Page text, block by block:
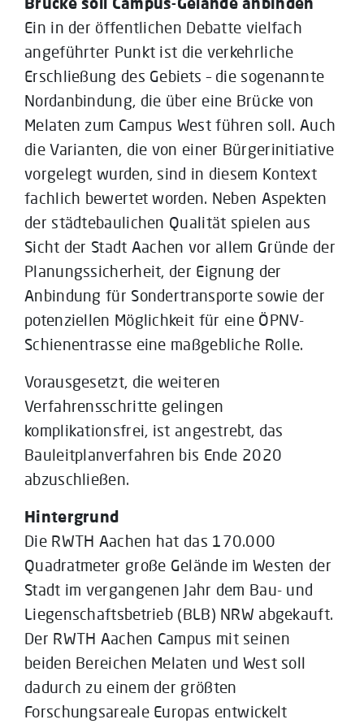
Ein in der öffentlichen Debatte vielfach
angeführter Punkt ist die verkehrliche
Erschließung des Gebiets – die sogenannte
Nordanbindung, die über eine Brücke von
Melaten zum Campus West führen soll. Auch
die Varianten, die von einer Bürgerinitiative
vorgelegt wurden, sind in diesem Kontext
fachlich bewertet worden. Neben Aspekten
der städtebaulichen Qualität spielen aus
Sicht der Stadt Aachen vor allem Gründe der
Planungssicherheit, der Eignung der
Anbindung für Sondertransporte sowie der
potenziellen Möglichkeit für eine ÖPNV-
Schienentrasse eine maßgebliche Rolle.
Vorausgesetzt, die weiteren
Verfahrensschritte gelingen
komplikationsfrei, ist angestrebt, das
Bauleitplanverfahren bis Ende 2020
abzuschließen.
Hintergrund
Die RWTH Aachen hat das 170.000
Quadratmeter große Gelände im Westen der
Stadt im vergangenen Jahr dem Bau- und
Liegenschaftsbetrieb (BLB) NRW abgekauft.
Der RWTH Aachen Campus mit seinen
beiden Bereichen Melaten und West soll
dadurch zu einem der größten
Forschungsareale Europas entwickelt